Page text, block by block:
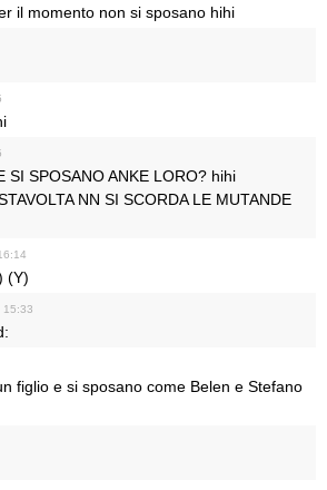
il momento non si sposano hihi
SI SPOSANO ANKE LORO? hihi
NN SI SCORDA LE MUTANDE
(Y)
15:33
figlio e si sposano come Belen e Stefano